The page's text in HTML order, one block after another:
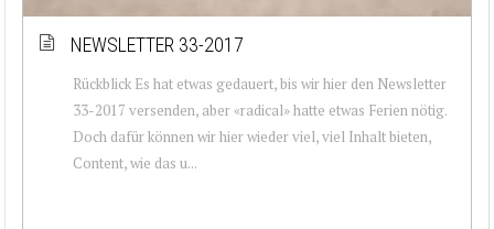
NEWSLETTER 33-2017
Rückblick Es hat etwas gedauert, bis wir hier den Newsletter
33-2017 versenden, aber «radical» hatte etwas Ferien nötig.
Doch dafür können wir hier wieder viel, viel Inhalt bieten,
Content, wie das u...